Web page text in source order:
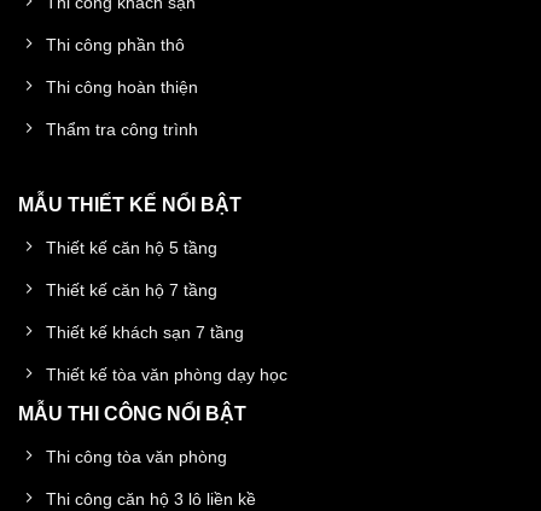
Thi công phần thô
Thi công hoàn thiện
Thẩm tra công trình
MẪU THIẾT KẾ NỔI BẬT
Thiết kế căn hộ 5 tầng
Thiết kế căn hộ 7 tầng
Thiết kế khách sạn 7 tầng
Thiết kế tòa văn phòng dạy học
MẪU THI CÔNG NỔI BẬT
Thi công tòa văn phòng
Thi công căn hộ 3 lô liền kề